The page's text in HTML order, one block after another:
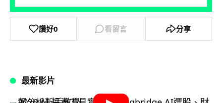
讚好0 看留言 分享
最新影片